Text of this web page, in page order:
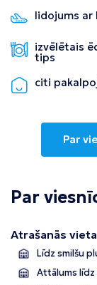
Kanāriju
Ēģipte
Portugāle
Turcija
Itālija
Vjetnama
Jautājumi
Vīzas
lidojums ar
izvēlētais
tips
citi
Par
Par
Atrašanās vieta
Līdz smilšu
Attālums līdz